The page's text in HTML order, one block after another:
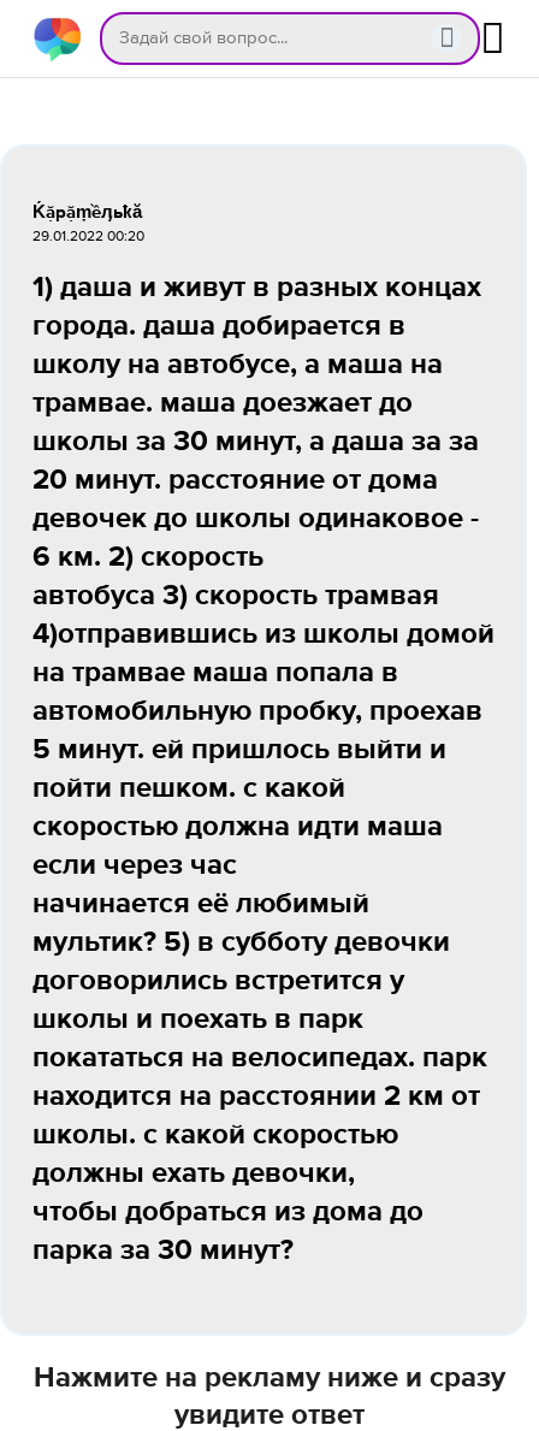
Ḱặрặṃềӆьҟӑ
29.01.2022 00:20
1) даша и живут в разных концах
города. даша добирается в
школу на автобусе, а маша на
трамвае. маша доезжает до
школы за 30 минут, а даша за за
20 минут. расстояние от дома
девочек до школы одинаковое -
6 км. 2) скорость
автобуса 3) скорость трамвая
4)отправившись из школы домой
на трамвае маша попала в
автомобильную пробку, проехав
5 минут. ей пришлось выйти и
пойти пешком. с какой
скоростью должна идти маша
если через час
начинается её любимый
мультик? 5) в субботу девочки
договорились встретится у
школы и поехать в парк
покататься на велосипедах. парк
находится на расстоянии 2 км от
школы. с какой скоростью
должны ехать девочки,
чтобы добраться из дома до
парка за 30 минут?
Нажмите на рекламу ниже и сразу
увидите ответ